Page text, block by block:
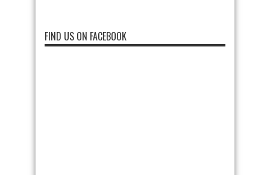
FIND US ON FACEBOOK